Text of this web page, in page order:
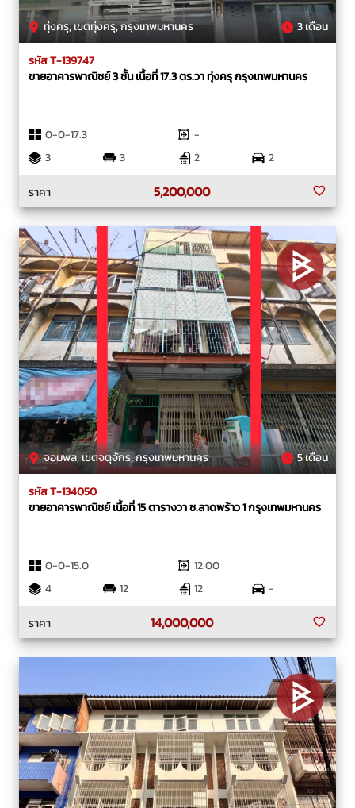
ทุ่งครุ, เขตทุ่งครุ, กรุงเทพมหานคร 3 เดือน
รหัส T-139747
ขายอาคารพาณิชย์ 3 ชั้น เนื้อที่ 17.3 ตร.วา ทุ่งครุ กรุงเทพมหานคร
0-0-17.3
-
3
3 2
2
ราคา
5,200,000
จอมพล, เขตจตุจักร, กรุงเทพมหานคร 5 เดือน
รหัส T-134050
ขายอาคารพาณิชย์ เนื้อที่ 15 ตารางวา ซ.ลาดพร้าว 1 กรุงเทพมหานคร
0-0-15.0
12.00
4
12 12
-
ราคา
14,000,000